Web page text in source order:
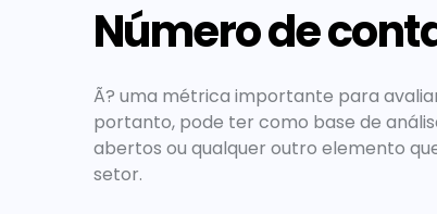
Número de
Ã? uma métrica importante para
portanto, pode ter como base de
abertos ou qualquer outro elemento
setor.